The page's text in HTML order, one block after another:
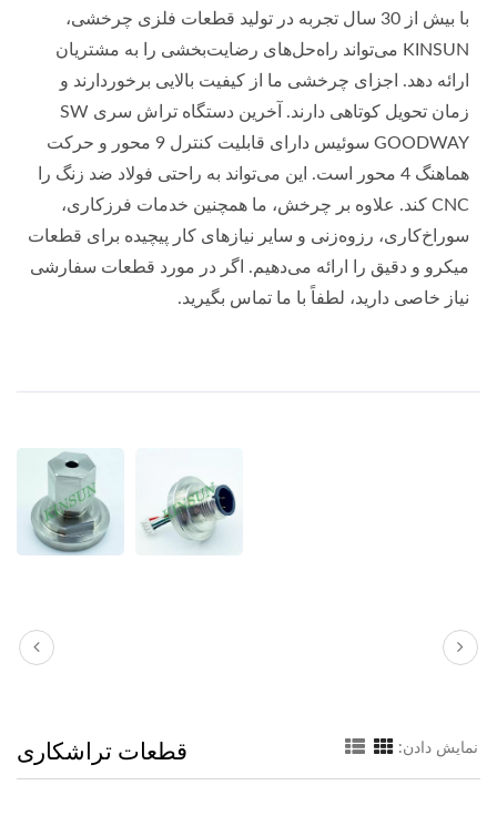
با بیش از 30 سال تجربه در تولید قطعات فلزی چرخشی،
KINSUN می‌تواند راه‌حل‌های رضایت‌بخشی را به مشتریان
ارائه دهد. اجزای چرخشی ما از کیفیت بالایی برخوردارند و
زمان تحویل کوتاهی دارند. آخرین دستگاه تراش سری SW
GOODWAY سوئیس دارای قابلیت کنترل 9 محور و حرکت
هماهنگ 4 محور است. این می‌تواند به راحتی فولاد ضد زنگ را
CNC کند. علاوه بر چرخش، ما همچنین خدمات فرزکاری،
سوراخ‌کاری، رزوه‌زنی و سایر نیازهای کار پیچیده برای قطعات
میکرو و دقیق را ارائه می‌دهیم. اگر در مورد قطعات سفارشی
نیاز خاصی دارید، لطفاً با ما تماس بگیرید.
قطعات تراشکاری نمایش دادن: